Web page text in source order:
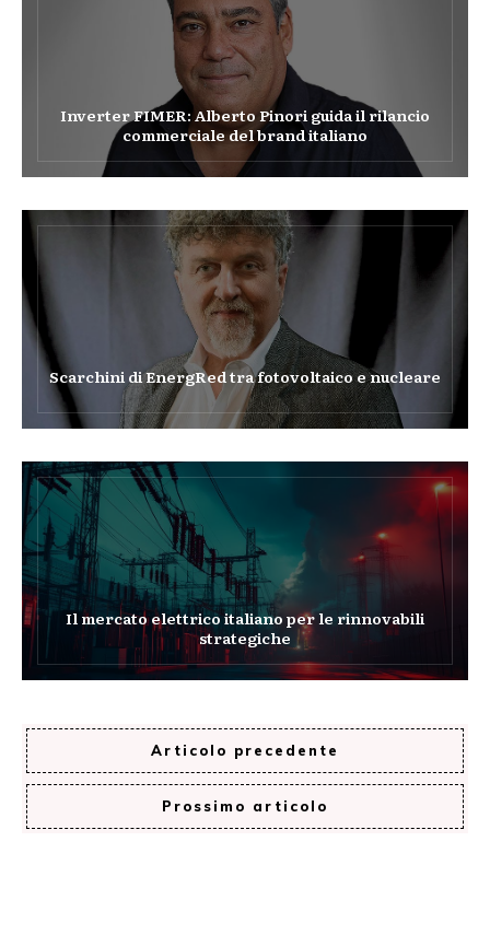
Inverter FIMER: Alberto Pinori guida il rilancio
commerciale del brand italiano
Scarchini di EnergRed tra fotovoltaico e nucleare
Il mercato elettrico italiano per le rinnovabili
strategiche
Articolo precedente
Prossimo articolo